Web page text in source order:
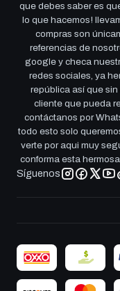
que debes saber es
lo que hacemos!
compras son
referencias de
google y checa
redes sociales, ya
república así que
cliente que pueda
contáctanos por
todo esto solo
verte por aqui muy
conforma esta
Síguenos